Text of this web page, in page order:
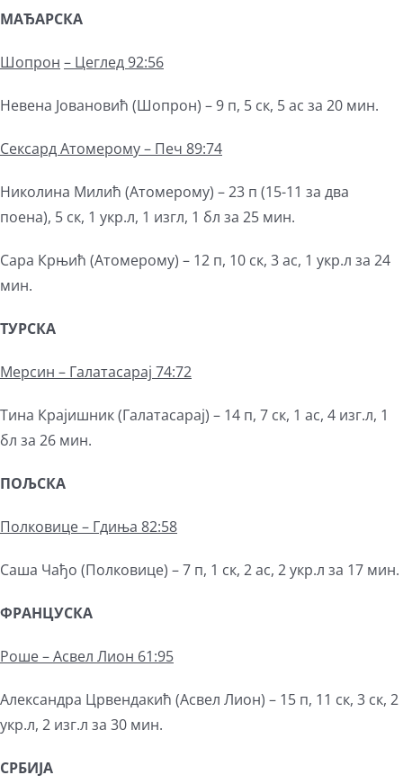
МАЂАРСКА
Шопрон – Цеглед 92:56
Невена Јовановић (Шопрон) – 9 п, 5 ск, 5 ас за 20 мин.
СексардАтомерому – Печ 89:74
Николина Милић (Атомерому) – 23 п (15-11 за два
поена), 5 ск, 1 укр.л, 1 изгл, 1 бл за 25 мин.
Сара Крњић (Атомерому) – 12 п, 10 ск, 3 ас, 1 укр.л за 24
мин.
ТУРСКА
Мерсин – Галатасарај 74:72
Тина Крајишник (Галатасарај) – 14 п, 7 ск, 1 ас, 4 изг.л, 1
бл за 26 мин.
ПОЉСКА
Полковице – Гдиња 82:58
Саша Чађо (Полковице) – 7 п, 1 ск, 2 ас, 2 укр.л за 17 мин.
ФРАНЦУСКА
Роше – Асвел Лион 61:95
Александра Црвендакић (Асвел Лион) – 15 п, 11 ск, 3 ск, 2
укр.л, 2 изг.л за 30 мин.
СРБИЈА